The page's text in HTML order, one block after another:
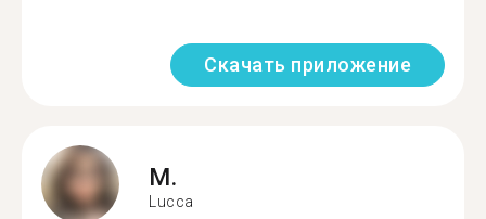
Скачать приложение
M.
Lucca